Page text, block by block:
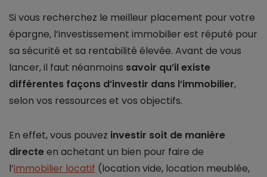
Si vous recherchez le meilleur placement pour votre
épargne, l’investissement immobilier est réputé pour
sa sécurité et sa rentabilité élevée. Avant de vous
lancer, il faut néanmoins savoir qu’il existe
différentes façons d’investir dans l’immobilier,
selon vos ressources et vos objectifs.
En effet, vous pouvez investir soit de manière
directeen achetant un bien pour faire de
l’immobilier locatif (location vide, location meublée,